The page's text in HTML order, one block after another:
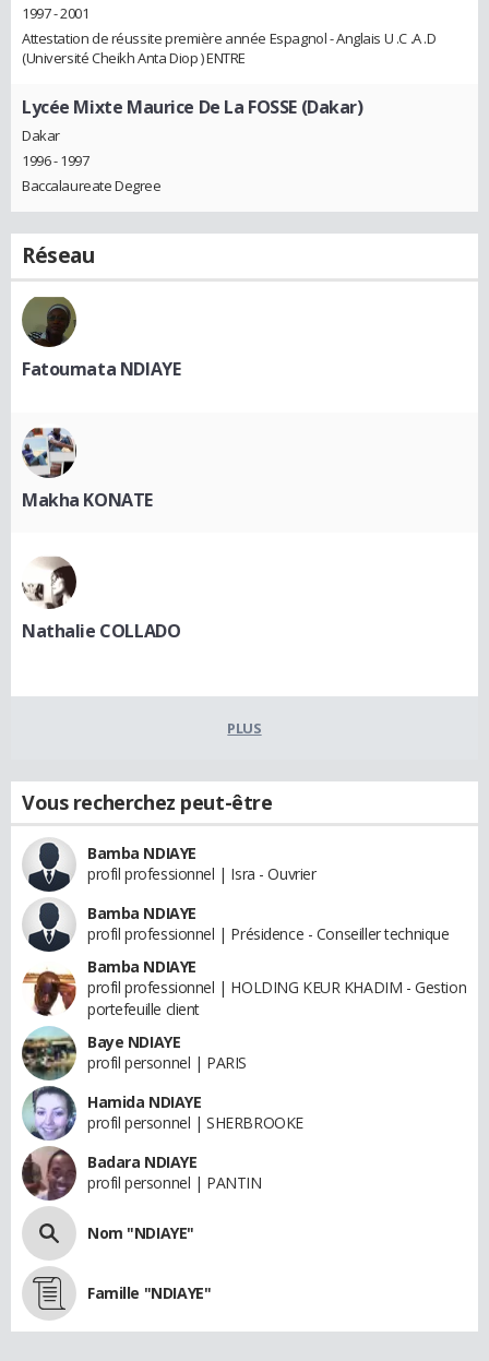
1997 - 2001
Attestation de réussite première année Espagnol - Anglais U .C .A .D
(Université Cheikh Anta Diop ) ENTRE
Lycée Mixte Maurice De La FOSSE (Dakar)
Dakar
1996 - 1997
Baccalaureate Degree
Réseau
Fatoumata NDIAYE
Makha KONATE
Nathalie COLLADO
PLUS
Vous recherchez peut-être
Bamba NDIAYE
profil professionnel | Isra - Ouvrier
Bamba NDIAYE
profil professionnel | Présidence - Conseiller technique
Bamba NDIAYE
profil professionnel | HOLDING KEUR KHADIM - Gestion
portefeuille client
Baye NDIAYE
profil personnel | PARIS
Hamida NDIAYE
profil personnel | SHERBROOKE
Badara NDIAYE
profil personnel | PANTIN
Nom "NDIAYE"
Famille "NDIAYE"